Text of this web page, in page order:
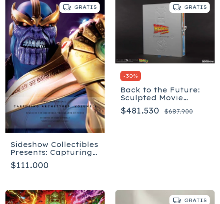
GRATIS
Sideshow Collectibles
Presents: Capturing
Archetypes, Volume 4
- Tapa dura
$111.000
GRATIS
-30%
Back to the Future:
Sculpted Movie
Poster - Inglés
$481.530 $687.900
GRATIS